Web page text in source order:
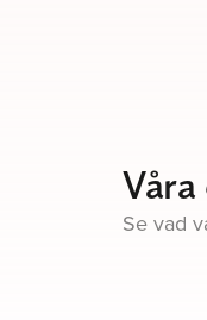
Se vad